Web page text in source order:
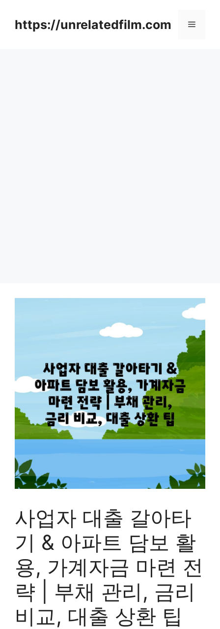
contenthttps://unrelatedfilm.com Menu
사업자 대출 갈아타
기 & 아파트 담보 활
용, 가계자금 마련 전
략 | 부채 관리, 금리
비교, 대출 상환 팁